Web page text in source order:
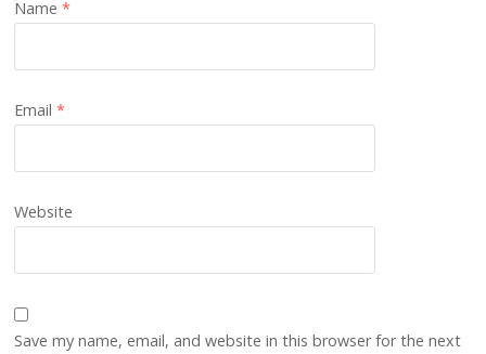
Name*
Email*
Website
Save my name, email, and website in this browser for the next